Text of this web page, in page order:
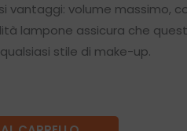
vantaggi: volume massimo,
lampone assicura che
stile di make-up.